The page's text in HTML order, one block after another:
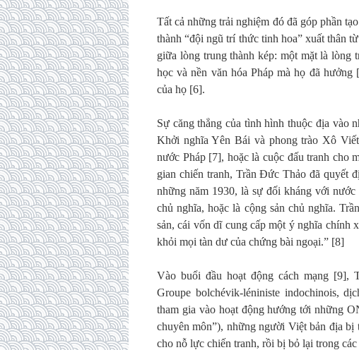
Tất cả những trải nghiệm đó đã góp phần
thành “đội ngũ trí thức tinh hoa” xuất thân
giữa lòng trung thành kép: một mặt là lòng
học và nền văn hóa Pháp mà họ đã
của họ [6].
Sự căng thẳng của tình hình thuộc địa vào
Khởi nghĩa Yên Bái và phong trào Xô
nước Pháp [7], hoặc là cuộc đấu tranh cho
gian chiến tranh, Trần Đức Thảo đã quyết
những năm 1930, là sự đối kháng với
chủ nghĩa, hoặc là cộng sản chủ nghĩa.
sản, cái vốn dĩ cung cấp một ý nghĩa chính
khỏi mọi tàn dư của chứng bài ngoại.” [8]
Vào buổi đầu hoạt động cách mạng
Groupe bolchévik-léniniste indochinois,
tham gia vào hoạt động hướng tới những
chuyên môn”), những người Việt bản địa
cho nỗ lực chiến tranh, rồi bị bỏ lại trong